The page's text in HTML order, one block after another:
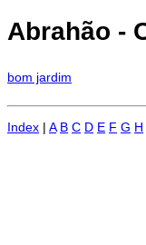
Abrahão -
bom jardim
Index | A B C D E F G H